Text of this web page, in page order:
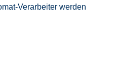
Verarbeiter werden